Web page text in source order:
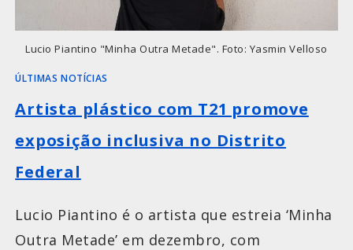
Lucio Piantino "Minha Outra Metade". Foto: Yasmin Velloso
ÚLTIMAS NOTÍCIAS
Artista plástico com T21 promove
exposição inclusiva no Distrito
Federal
Lucio Piantino é o artista que estreia ‘Minha
Outra Metade’ em dezembro, com